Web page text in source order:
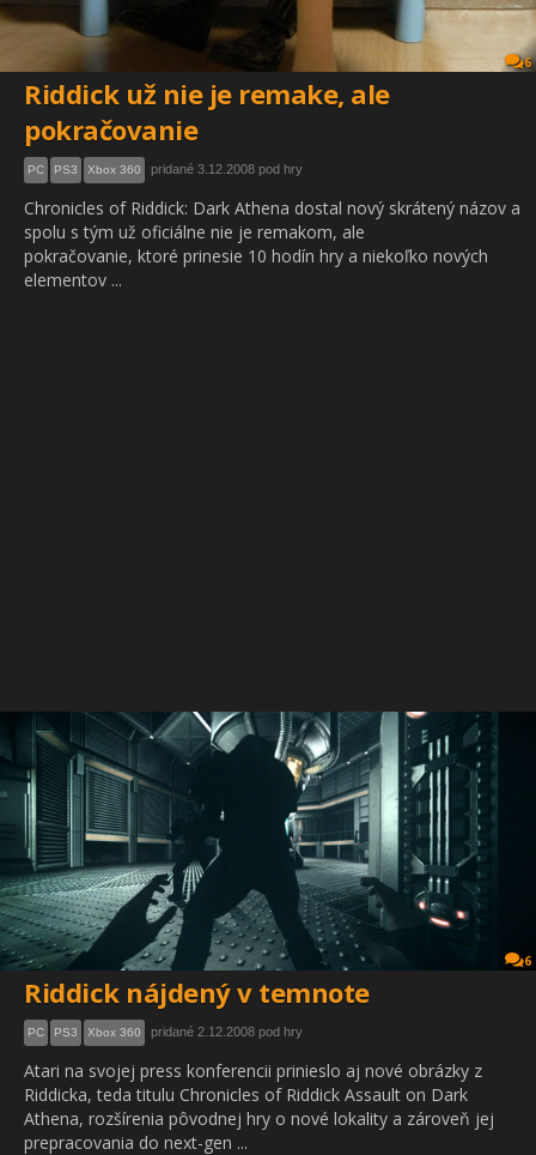
6
Riddick už nie je remake, ale
pokračovanie
PC PS3 Xbox 360 pridané 3.12.2008 pod hry
Chronicles of Riddick: Dark Athena dostal nový skrátený názov a
spolu s tým už oficiálne nie je remakom, ale
pokračovanie, ktoré prinesie 10 hodín hry a niekoľko nových
elementov ...
6
Riddick nájdený v temnote
PC PS3 Xbox 360 pridané 2.12.2008 pod hry
Atari na svojej press konferencii prinieslo aj nové obrázky z
Riddicka, teda titulu Chronicles of Riddick Assault on Dark
Athena, rozšírenia pôvodnej hry o nové lokality a zároveň jej
prepracovania do next-gen ...